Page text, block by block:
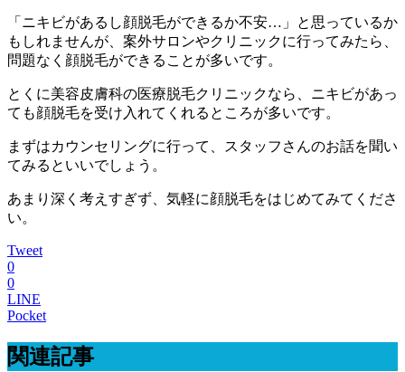
「ニキビがあるし顔脱毛ができるか不安…」と思っているか
もしれませんが、案外サロンやクリニックに行ってみたら、
問題なく顔脱毛ができることが多いです。
とくに美容皮膚科の医療脱毛クリニックなら、ニキビがあっ
ても顔脱毛を受け入れてくれるところが多いです。
まずはカウンセリングに行って、スタッフさんのお話を聞い
てみるといいでしょう。
あまり深く考えすぎず、気軽に顔脱毛をはじめてみてくださ
い。
Tweet
0
0
LINE
Pocket
関連記事